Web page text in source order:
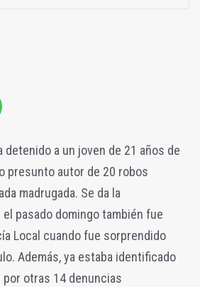
detenido a un joven de 21 años de
presunto autor de 20 robos
madrugada. Se da la
pasado domingo también fue
Local cuando fue sorprendido
Además, ya estaba identificado
otras 14 denuncias